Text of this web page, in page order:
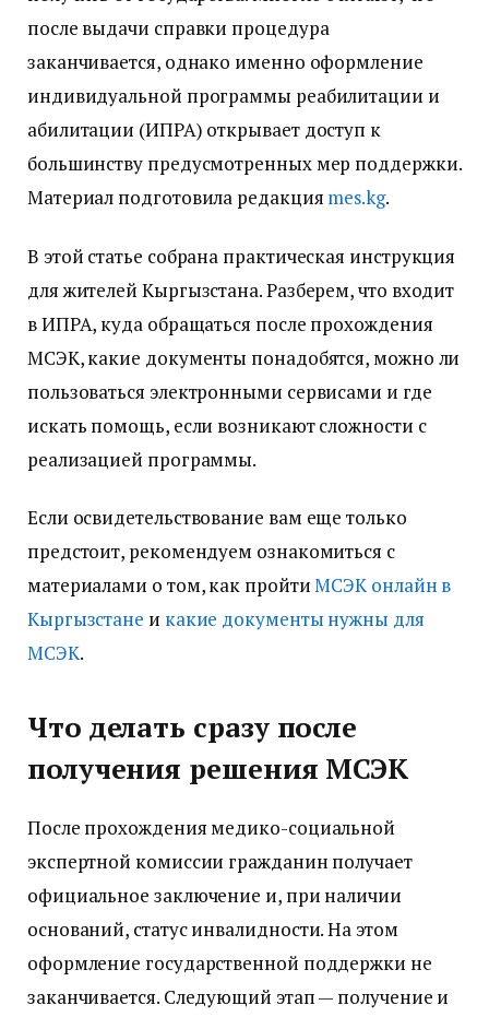
после выдачи справки процедура
заканчивается, однако именно оформление
индивидуальной программы реабилитации и
абилитации (ИПРА) открывает доступ к
большинству предусмотренных мер поддержки.
Материал подготовила редакция mes.kg.
В этой статье собрана практическая инструкция
для жителей Кыргызстана. Разберем, что входит
в ИПРА, куда обращаться после прохождения
МСЭК, какие документы понадобятся, можно ли
пользоваться электронными сервисами и где
искать помощь, если возникают сложности с
реализацией программы.
Если освидетельствование вам еще только
предстоит, рекомендуем ознакомиться с
материалами о том, как пройтиМСЭК онлайн в
Кыргызстане и какие документы нужны для
МСЭК.
Что делать сразу после
получения решения МСЭК
После прохождения медико-социальной
экспертной комиссии гражданин получает
официальное заключение и, при наличии
оснований, статус инвалидности. На этом
оформление государственной поддержки не
заканчивается. Следующий этап — получение и